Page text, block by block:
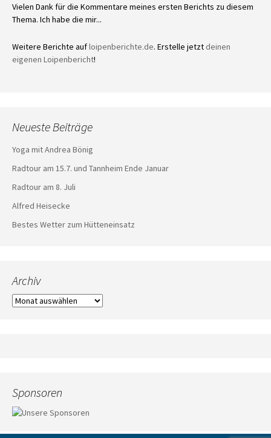
Vielen Dank für die Kommentare meines ersten Berichts zu diesem
Thema. Ich habe die mir...
Weitere Berichte aufloipenberichte.de. Erstelle jetzt deinen
eigenen Loipenbericht!
Neueste Beiträge
Yoga mit Andrea Bönig
Radtour am 15.7. und Tannheim Ende Januar
Radtour am 8. Juli
Alfred Heisecke
Bestes Wetter zum Hütteneinsatz
Archiv
Archiv
Sponsoren